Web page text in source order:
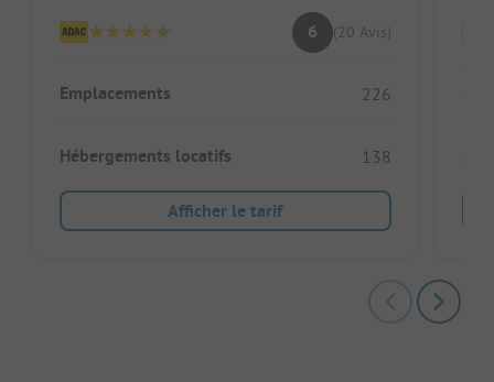
6 (20 Avis)
Emplacements 226
Hébergements locatifs 138
Afficher le tarif